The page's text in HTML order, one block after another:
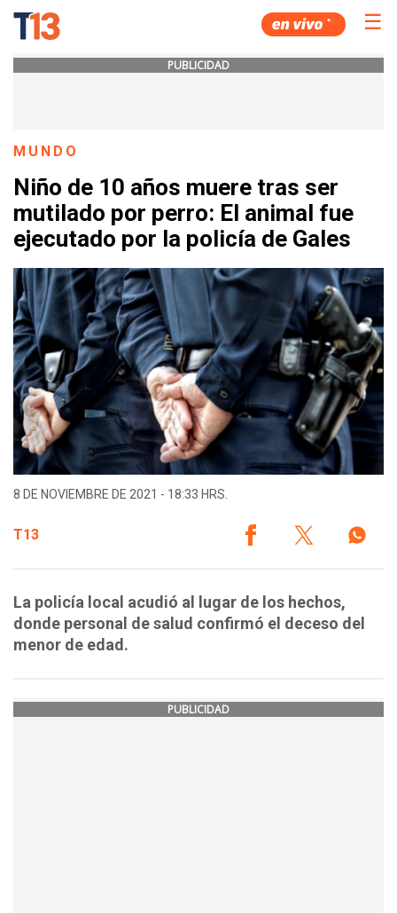
☰
PUBLICIDAD
MUNDO
Niño de 10 años muere tras ser
mutilado por perro: El animal fue
ejecutado por la policía de Gales
8 DE NOVIEMBRE DE 2021 - 18:33 HRS.
T13
La policía local acudió al lugar de los hechos,
donde personal de salud confirmó el deceso del
menor de edad.
PUBLICIDAD